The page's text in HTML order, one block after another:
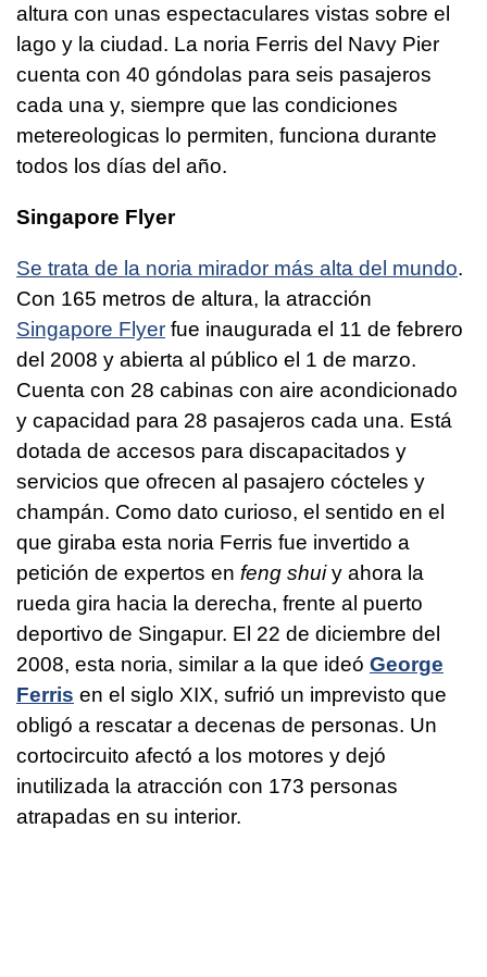
altura con unas espectaculares vistas sobre el
lago y la ciudad. La noria Ferris del Navy Pier
cuenta con 40 góndolas para seis pasajeros
cada una y, siempre que las condiciones
metereologicas lo permiten, funciona durante
todos los días del año.
Singapore Flyer
Se trata de la noria mirador más alta del mundo.
Con 165 metros de altura, la atracción
Singapore Flyer fue inaugurada el 11 de febrero
del 2008 y abierta al público el 1 de marzo.
Cuenta con 28 cabinas con aire acondicionado
y capacidad para 28 pasajeros cada una. Está
dotada de accesos para discapacitados y
servicios que ofrecen al pasajero cócteles y
champán. Como dato curioso, el sentido en el
que giraba esta noria Ferris fue invertido a
petición de expertos en feng shuiy ahora la
rueda gira hacia la derecha, frente al puerto
deportivo de Singapur. El 22 de diciembre del
2008, esta noria, similar a la que ideó George
Ferris en el siglo XIX, sufrió un imprevisto que
obligó a rescatar a decenas de personas. Un
cortocircuito afectó a los motores y dejó
inutilizada la atracción con 173 personas
atrapadas en su interior.